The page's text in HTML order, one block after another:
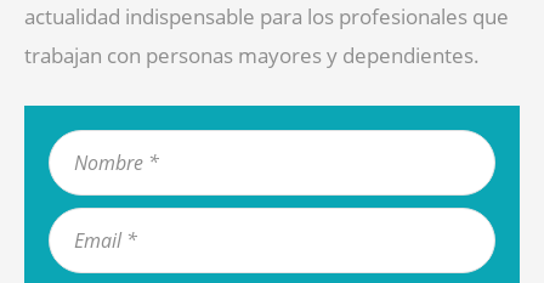
actualidad indispensable para los profesionales que
trabajan con personas mayores y dependientes.